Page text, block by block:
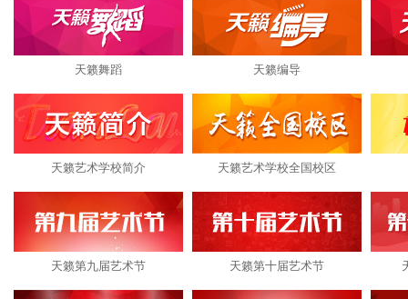
天籁舞蹈 天籁编导
天籁艺术学校简介 天籁艺术学校全国校区
天籁第九届艺术节 天籁第十届艺术节